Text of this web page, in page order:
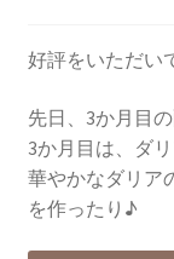
好評をいただい
先日、3か月目
3か月目は、ダリ
華やかなダリア
を作ったり♪